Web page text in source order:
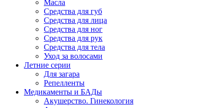
Масла
Средства для губ
Средства для лица
Средства для ног
Средства для рук
Средства для тела
Уход за волосами
Летние серии
Для загара
Репелленты
Медикаменты и БАДы
Акушерство. Гинекология